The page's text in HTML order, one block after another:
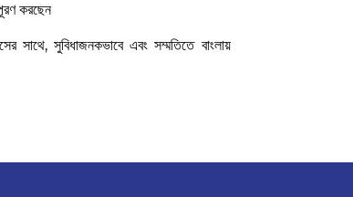
করছেন
সাথে, সুবিধাজনকভাবে এবং সম্মতিতে বাংলায়